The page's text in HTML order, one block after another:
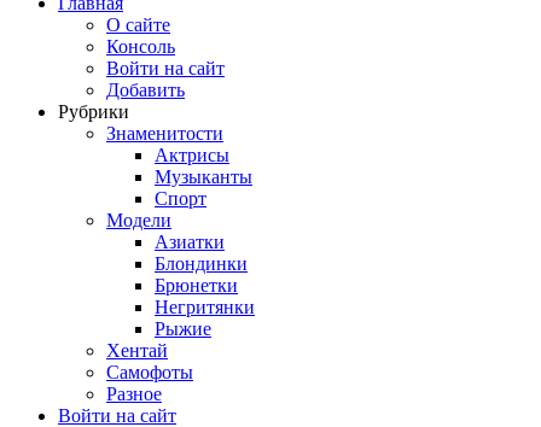
О сайте
Консоль
Войти на сайт
Добавить
Рубрики
Знаменитости
Актрисы
Музыканты
Спорт
Модели
Азиатки
Блондинки
Брюнетки
Негритянки
Рыжие
Хентай
Самофоты
Разное
Войти на сайт